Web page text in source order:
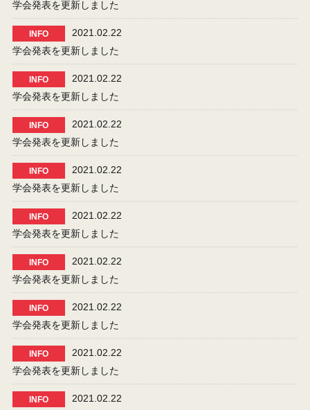
学会発表を更新しました
INFO
2021.02.22
学会発表を更新しました
INFO
2021.02.22
学会発表を更新しました
INFO
2021.02.22
学会発表を更新しました
INFO
2021.02.22
学会発表を更新しました
INFO
2021.02.22
学会発表を更新しました
INFO
2021.02.22
学会発表を更新しました
INFO
2021.02.22
学会発表を更新しました
INFO
2021.02.22
学会発表を更新しました
INFO
2021.02.22